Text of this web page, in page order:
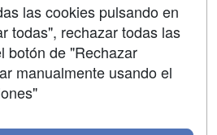
las cookies pulsando en
todas", rechazar todas las
botón de "Rechazar
manualmente usando el